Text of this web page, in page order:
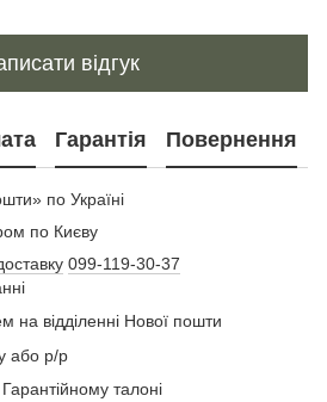
відгук
Гарантія Повернення
по Україні
по Києву
099-119-30-37
відділенні Нової пошти
або р/р
талоні